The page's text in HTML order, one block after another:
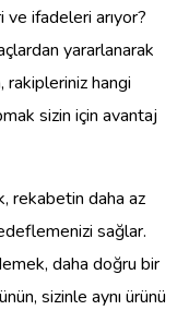
ifadeleri arıyor?
yararlanarak
hangi
sizin için avantaj
rekabetin daha az
sağlar.
daha doğru bir
sizinle aynı ürünü